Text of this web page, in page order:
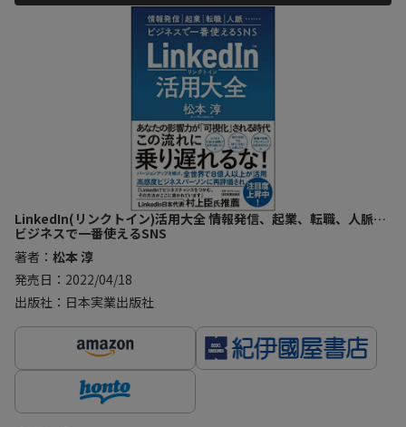
LinkedIn(リンクトイン)活用大全 情報発信、起業、転職、人脈…
ビジネスで一番使えるSNS
著者： 松本 淳
発売日：2022/04/18
出版社：日本実業出版社